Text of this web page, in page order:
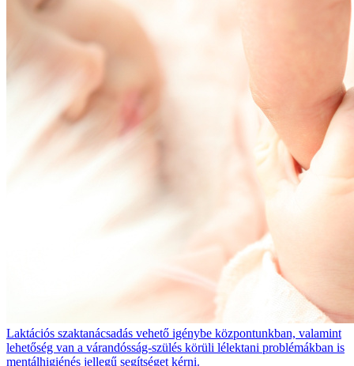
Laktációs szaktanácsadás vehető igénybe központunkban, valamint
lehetőség van a várandósság-szülés körüli lélektani problémákban is
mentálhigiénés jellegű segítséget kérni.